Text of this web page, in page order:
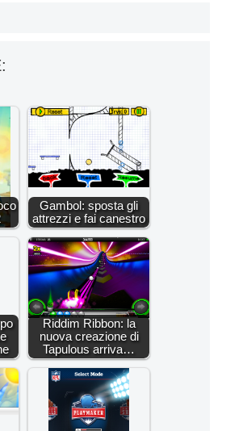
Gambol: sposta gli
attrezzi e fai canestro
Riddim Ribbon: la
nuova creazione di
Tapulous arriva…